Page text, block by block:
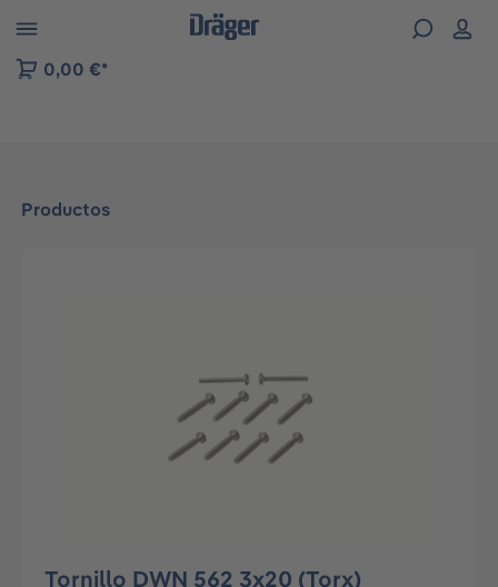
to B2B platform navigation
0,00 €*
Productos
Tornillo DWN 562 3x20 (Torx)